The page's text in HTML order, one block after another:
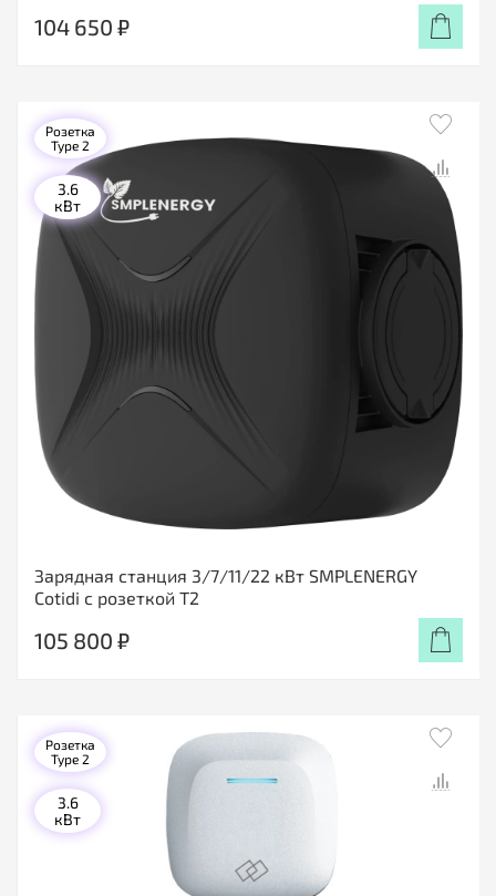
104 650 ₽
Зарядная станция 3/7/11/22 кВт SMPLENERGY
Cotidi с розеткой Т2
Розетка
Type 2
3.6
кВт
105 800 ₽
Розетка
Type 2
3.6
кВт